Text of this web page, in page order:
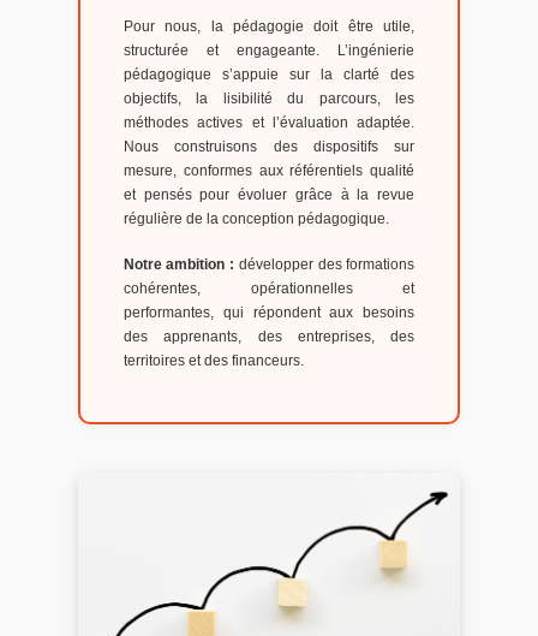
Pour nous, la pédagogie doit être utile,
structurée et engageante. L’ingénierie
pédagogique s’appuie sur la clarté des
objectifs, la lisibilité du parcours, les
méthodes actives et l’évaluation adaptée.
Nous construisons des dispositifs sur
mesure, conformes aux référentiels qualité
et pensés pour évoluer grâce à la revue
régulière de la conception pédagogique.
Notre ambition : développer des formations
cohérentes, opérationnelles et
performantes, qui répondent aux besoins
des apprenants, des entreprises, des
territoires et des financeurs.